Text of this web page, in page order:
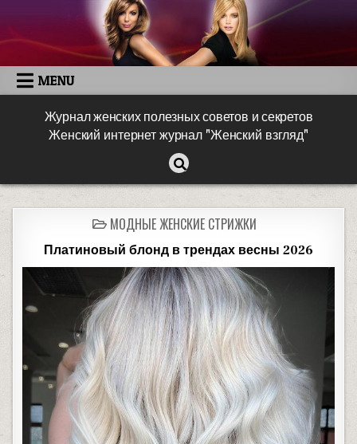
MENU
Журнал женских полезных советов и секретов
Женский интернет журнал "Женский взгляд"
МОДНЫЕ ЖЕНСКИЕ СТРИЖКИ
Платиновый блонд в трендах весны 2026